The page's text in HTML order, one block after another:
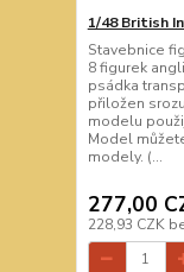
1/48 British
Stavebnice
8 figurek
psádka
přiložen
modelu
Model
modely. (...
277,00
228,93 CZK